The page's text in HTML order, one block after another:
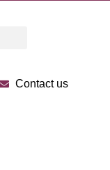
Contact us